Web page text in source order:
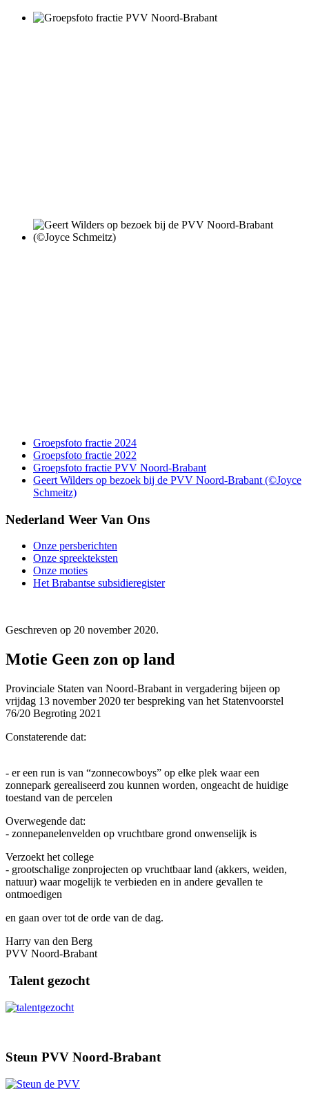
Groepsfoto fractie 2024
Groepsfoto fractie 2022
Groepsfoto fractie PVV Noord-Brabant
Geert Wilders op bezoek bij de PVV Noord-Brabant (©Joyce
Schmeitz)
Nederland Weer Van Ons
Onze persberichten
Onze spreekteksten
Onze moties
Het Brabantse subsidieregister
Geschreven op 20 november 2020.
Motie Geen zon op land
Provinciale Staten van Noord-Brabant in vergadering bijeen op
vrijdag 13 november 2020 ter bespreking van het Statenvoorstel
76/20 Begroting 2021
Constaterende dat:
- er een run is van “zonnecowboys” op elke plek waar een
zonnepark gerealiseerd zou kunnen worden, ongeacht de huidige
toestand van de percelen
Overwegende dat:
- zonnepanelenvelden op vruchtbare grond onwenselijk is
Verzoekt het college
- grootschalige zonprojecten op vruchtbaar land (akkers, weiden,
natuur) waar mogelijk te verbieden en in andere gevallen te
ontmoedigen
en gaan over tot de orde van de dag.
Harry van den Berg
PVV Noord-Brabant
Talent gezocht
Steun PVV Noord-Brabant